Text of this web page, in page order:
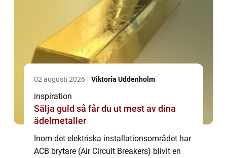
02 augusti 2026 Viktoria Uddenholm
inspiration
Sälja guld så får du ut mest av dina
ädelmetaller
Inom det elektriska installationsområdet har
ACB brytare (Air Circuit Breakers) blivit en